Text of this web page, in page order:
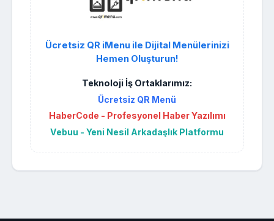
Ücretsiz QR iMenu ile Dijital Menülerinizi
Hemen Oluşturun!
Teknoloji İş Ortaklarımız:
Ücretsiz QR Menü
HaberCode - Profesyonel Haber Yazılımı
Vebuu - Yeni Nesil Arkadaşlık Platformu